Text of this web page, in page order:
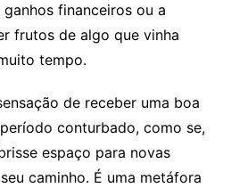
financeiros ou a
frutos de algo que vinha
tempo.
de receber uma boa
conturbado, como se,
espaço para novas
caminho. É uma metáfora